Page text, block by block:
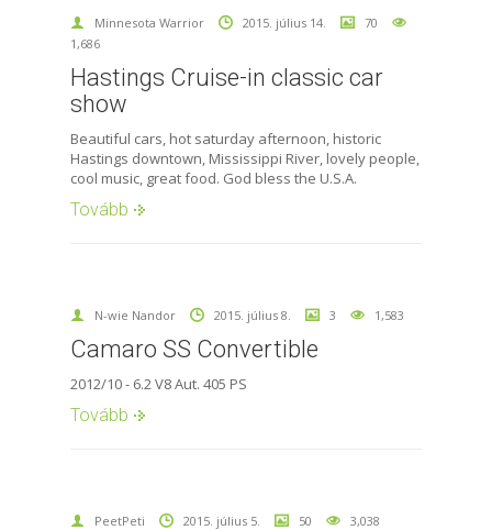
Minnesota Warrior 2015. július 14.
70
1,686
Hastings Cruise-in classic car
show
Beautiful cars, hot saturday afternoon, historic
Hastings downtown, Mississippi River, lovely people,
cool music, great food. God bless the U.S.A.
Tovább
N-wie Nandor 2015. július 8. 3 1,583
Camaro SS Convertible
2012/10 - 6.2 V8 Aut. 405 PS
Tovább
PeetPeti 2015. július 5. 50 3,038